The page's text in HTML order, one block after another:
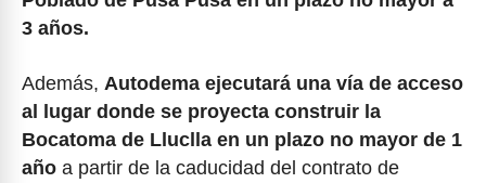
3 años.
Además, Autodema ejecutará una vía de acceso
al lugar donde se proyecta construir la
Bocatoma de Lluclla en un plazo no mayor de 1
año a partir de la caducidad del contrato de